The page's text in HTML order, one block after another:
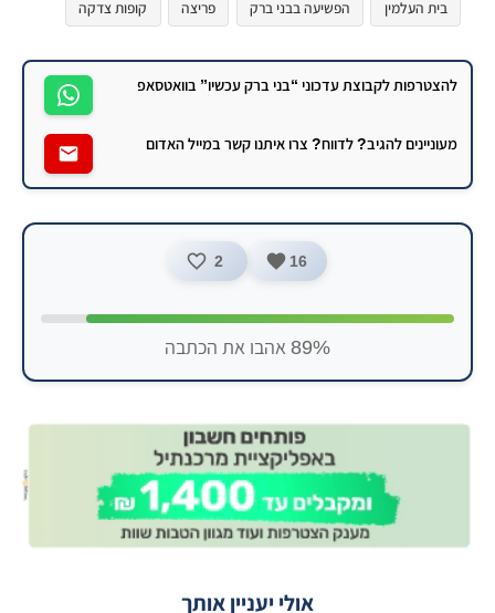
בית העלמין הפשיעה בבני ברק פריצה קופות צדקה
להצטרפות לקבוצת עדכוני “בני ברק עכשיו” בוואטסאפ
מעוניינים להגיב? לדווח? צרו איתנו קשר במייל האדום
16
2
89% אהבו את הכתבה
אולי יעניין אותך